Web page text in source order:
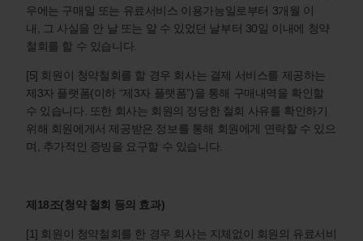
우에는 구매일 또는 유료서비스 이용가능일로부터 3개월 이
내, 그 사실을 안 날 또는 알 수 있었던 날부터 30일 이내에 청약
철회를 할 수 있습니다.
[5] 회원이 청약철회를 할 경우 회사는 결제 서비스를 제공하는
제3자 플랫폼(이하 “제3자 플랫폼”)을 통해 구매내역을 확인할
수 있습니다. 또한 회사는 회원의 정당한 철회 사유를 확인하기
위해 회원에게서 제공받은 정보를 통해 회원에게 연락할 수 있으
며, 추가적인 증빙을 요구할 수 있습니다.
제18조(청약 철회 등의 효과)
[1] 회원이 청약철회를 한 경우 회사는 지체없이 회원의 유료서비